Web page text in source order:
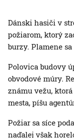
Dánski hasiči v
požiarom, ktorý
burzy. Plamene
Polovica budovy
obvodové múry.
známu vežu,
mesta, píšu
Požiar sa síce
naďalej však